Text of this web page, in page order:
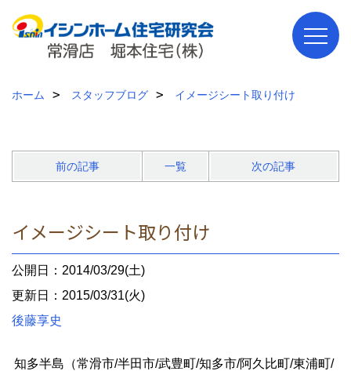
ホーム スタッフブログ イメージシート取り付け
前の記事 一覧 次の記事
イメージシート取り付け
公開日：2014/03/29(土)
更新日：2015/03/31(火)
後藤享史
知多半島（常滑市/半田市/武豊町/知多市/阿久比町/東浦町/